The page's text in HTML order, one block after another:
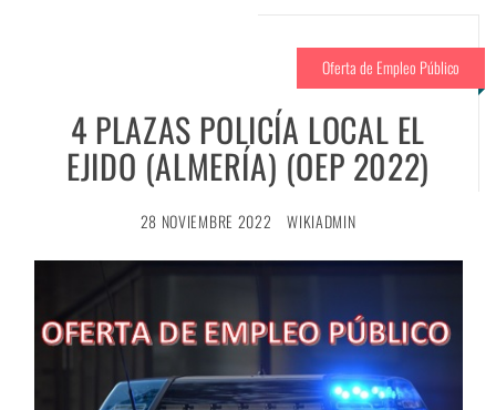
Oferta de Empleo Público
4 PLAZAS POLICÍA LOCAL EL
EJIDO (ALMERÍA) (OEP 2022)
28 NOVIEMBRE 2022 WIKIADMIN